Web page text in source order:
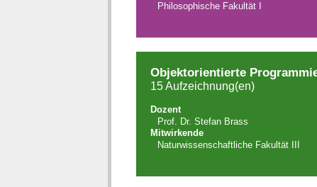
Philosophische Fakultät I
Objektorientierte
15 Aufzeichnung(en)
Dozent
Prof. Dr. Stefan Brass
Mitwirkende
Naturwissenschaftliche Fakultät III